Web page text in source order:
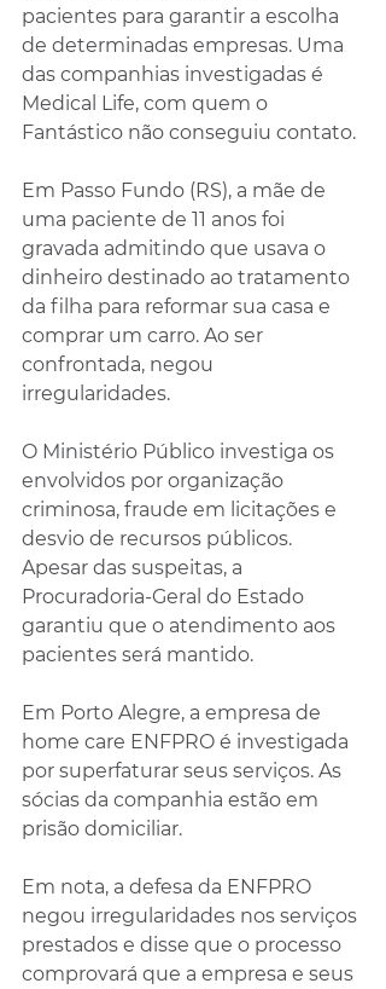
pacientes para garantir a escolha
de determinadas empresas. Uma
das companhias investigadas é
Medical Life, com quem o
Fantástico não conseguiu contato.
Em Passo Fundo (RS), a mãe de
uma paciente de 11 anos foi
gravada admitindo que usava o
dinheiro destinado ao tratamento
da filha para reformar sua casa e
comprar um carro. Ao ser
confrontada, negou
irregularidades.
O Ministério Público investiga os
envolvidos por organização
criminosa, fraude em licitações e
desvio de recursos públicos.
Apesar das suspeitas, a
Procuradoria-Geral do Estado
garantiu que o atendimento aos
pacientes será mantido.
Em Porto Alegre, a empresa de
home care ENFPRO é investigada
por superfaturar seus serviços. As
sócias da companhia estão em
prisão domiciliar.
Em nota, a defesa da ENFPRO
negou irregularidades nos serviços
prestados e disse que o processo
comprovará que a empresa e seus